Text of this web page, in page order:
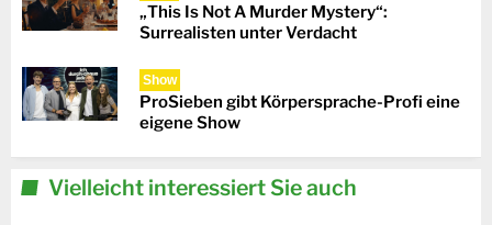
„This Is Not A Murder Mystery“:
Surrealisten unter Verdacht
Show
ProSieben gibt Körpersprache-Profi eine
eigene Show
Vielleicht interessiert Sie auch